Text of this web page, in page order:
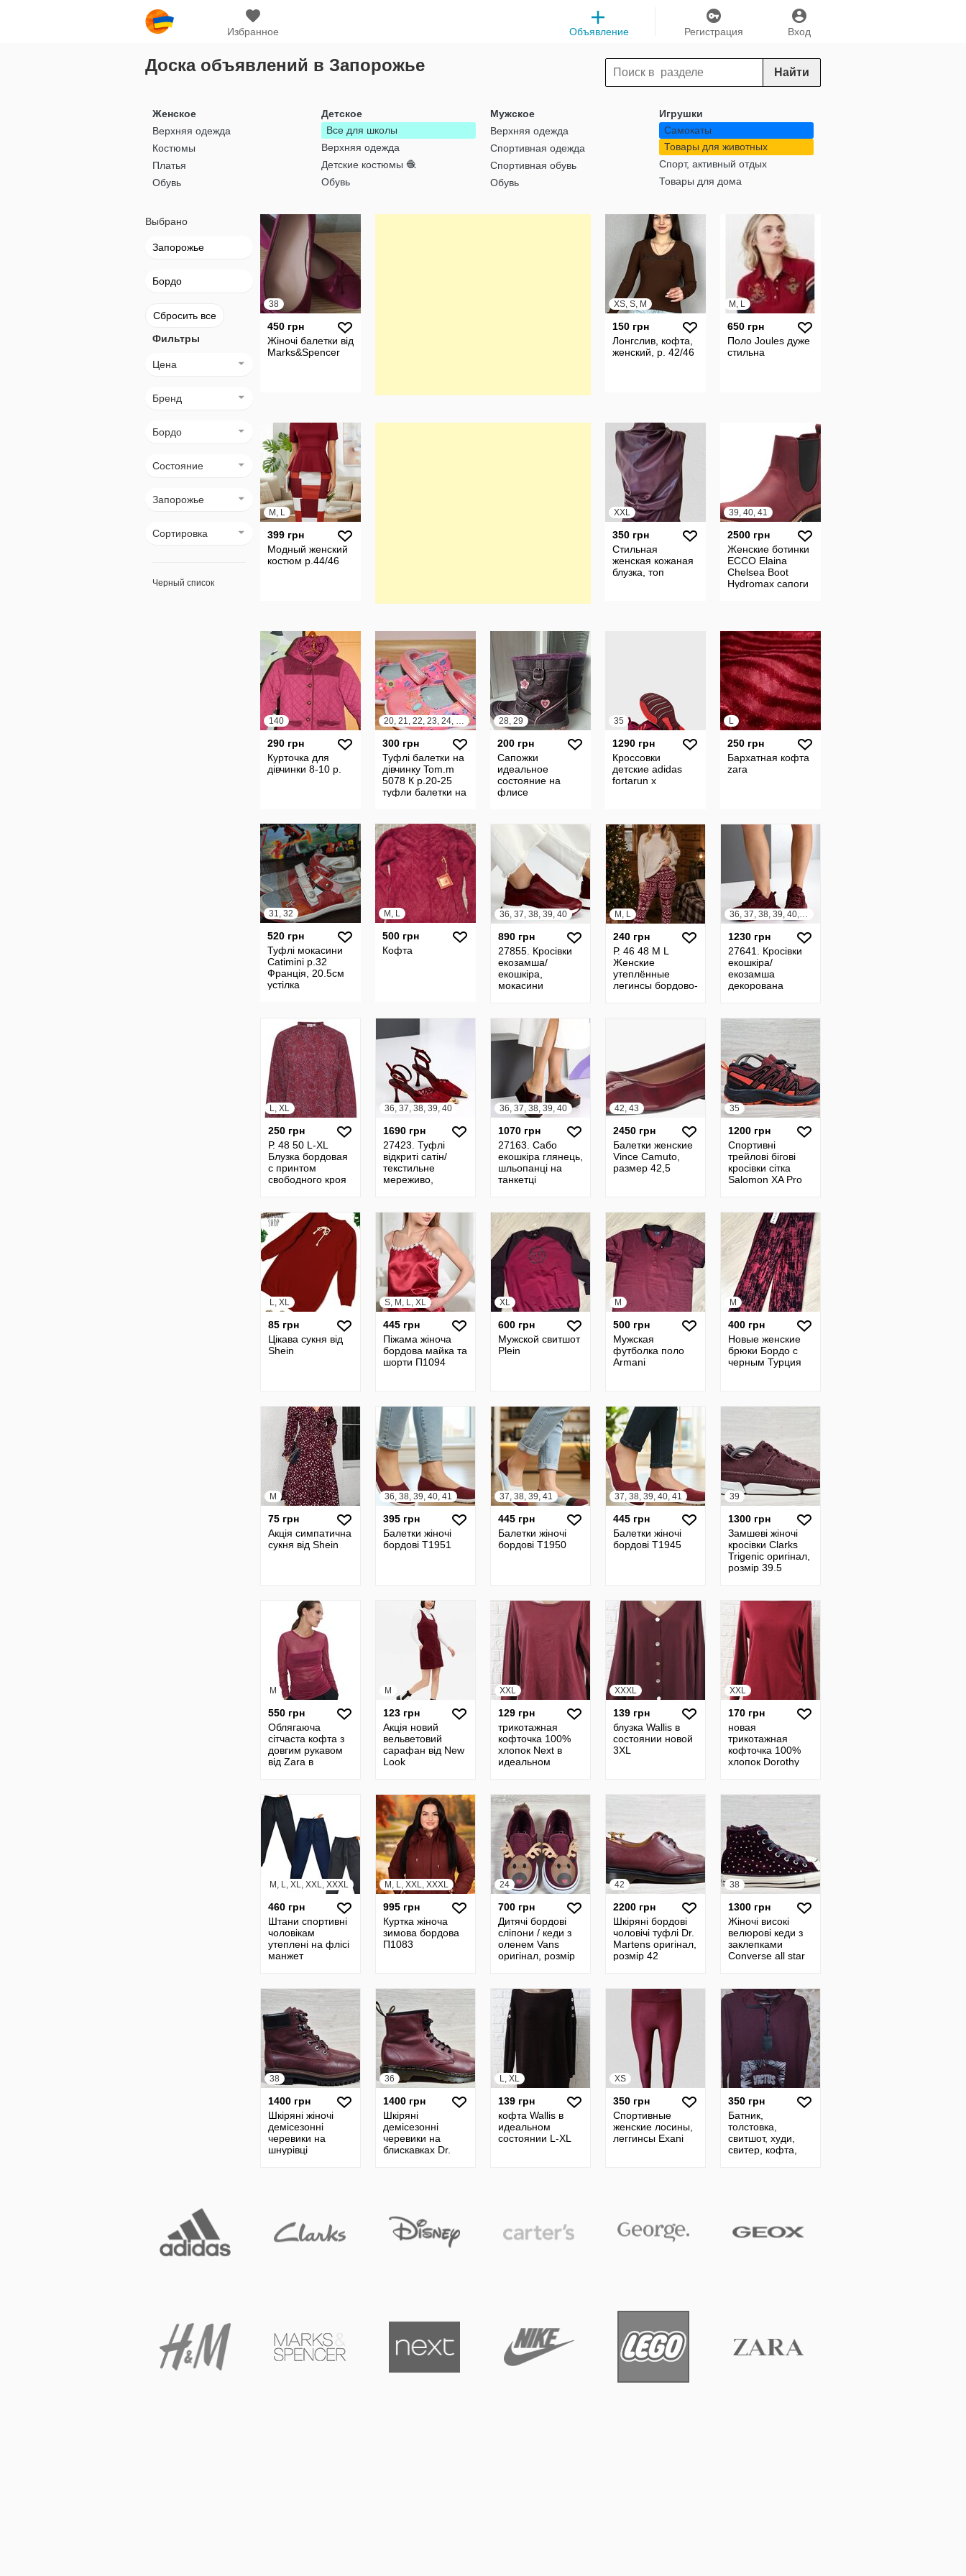
Избранное Вход
Регистрация
Объявление
Доска объявлений в Запорожье Найти
Женское
Верхняя одежда
Костюмы
Платья
Обувь
Детское
Все для школы
Верхняя одежда
Детские костюмы 🧶
Обувь
Мужское
Верхняя одежда
Спортивная одежда
Спортивная обувь
Обувь
Игрушки
Самокаты
Товары для животных
Спорт, активный отдых
Товары для дома
Выбрано
Запорожье
Бордо
Сбросить все
Фильтры
Цена
Бренд
Бордо
Состояние
Запорожье
Сортировка
Черный список
38
450 грн
Жіночі балетки від
Marks&Spencer
XS, S, M
150 грн
Лонгслив, кофта,
женский, р. 42/46
M, L
650 грн
Поло Joules дуже
стильна
M, L
399 грн
Модный женский
костюм р.44/46
XXL
350 грн
Стильная
женская кожаная
блузка, топ
39, 40, 41
2500 грн
Женские ботинки
ECCO Elaina
Chelsea Boot
Hydromax сапоги
140
290 грн
Курточка для
дівчинки 8-10 р.
20, 21, 22, 23, 24, 25
300 грн
Туфлі балетки на
дівчинку Tom.m
5078 К р.20-25
туфли балетки на
28, 29
200 грн
Сапожки
идеальное
состояние на
флисе
35
1290 грн
Кроссовки
детские adidas
fortarun x
L
250 грн
Бархатная кофта
zara
31, 32
520 грн
Туфлі мокасини
Catimini р.32
Франція, 20.5см
устілка
M, L
500 грн
Кофта
36, 37, 38, 39, 40
890 грн
27855. Кросівки
екозамша/
екошкіра,
мокасини
M, L
240 грн
Р. 46 48 M L
Женские
утеплённые
легинсы бордово-
36, 37, 38, 39, 40, 41
1230 грн
27641. Кросівки
екошкіра/
екозамша
декорована
L, XL
250 грн
Р. 48 50 L-XL
Блузка бордовая
с принтом
свободного кроя
36, 37, 38, 39, 40
1690 грн
27423. Туфлі
відкриті сатін/
текстильне
мереживо,
36, 37, 38, 39, 40
1070 грн
27163. Сабо
екошкіра глянець,
шльопанці на
танкетці
42, 43
2450 грн
Балетки женские
Vince Camuto,
размер 42,5
35
1200 грн
Спортивні
трейлові бігові
кросівки сітка
Salomon XA Pro
L, XL
85 грн
Цікава сукня від
Shein
S, M, L, XL
445 грн
Піжама жіноча
бордова майка та
шорти П1094
XL
600 грн
Мужской свитшот
Plein
M
500 грн
Мужская
футболка поло
Armani
M
400 грн
Новые женские
брюки Бордо с
черным Турция
M
75 грн
Акція симпатична
сукня від Shein
36, 38, 39, 40, 41
395 грн
Балетки жіночі
бордові Т1951
37, 38, 39, 41
445 грн
Балетки жіночі
бордові Т1950
37, 38, 39, 40, 41
445 грн
Балетки жіночі
бордові Т1945
39
1300 грн
Замшеві жіночі
кросівки Clarks
Trigenic оригінал,
розмір 39.5
M
550 грн
Облягаюча
сітчаста кофта з
довгим рукавом
від Zara в
M
123 грн
Акція новий
вельветовий
сарафан від New
Look
XXL
129 грн
трикотажная
кофточка 100%
хлопок Next в
идеальном
XXXL
139 грн
блузка Wallis в
состоянии новой
3XL
XXL
170 грн
новая
трикотажная
кофточка 100%
хлопок Dorothy
M, L, XL, XXL, XXXL
460 грн
Штани спортивні
чоловікам
утеплені на флісі
манжет
M, L, XXL, XXXL
995 грн
Куртка жіноча
зимова бордова
П1083
24
700 грн
Дитячі бордові
сліпони / кеди з
оленем Vans
оригінал, розмір
42
2200 грн
Шкіряні бордові
чоловічі туфлі Dr.
Martens оригінал,
розмір 42
38
1300 грн
Жіночі високі
велюрові кеди з
заклепками
Converse all star
38
1400 грн
Шкіряні жіночі
демісезонні
черевики на
шнурівці
36
1400 грн
Шкіряні
демісезонні
черевики на
блискавках Dr.
L, XL
139 грн
кофта Wallis в
идеальном
состоянии L-XL
XS
350 грн
Спортивные
женские лосины,
леггинсы Exani
350 грн
Батник,
толстовка,
свитшот, худи,
свитер, кофта,